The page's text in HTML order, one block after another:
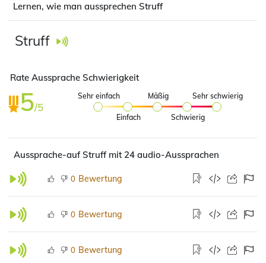
Lernen, wie man aussprechen Struff
Struff
Rate Aussprache Schwierigkeit
5/5
Sehr einfach
Einfach
Mäßig
Schwierig
Sehr schwierig
Aussprache-auf Struff mit 24 audio-Aussprachen
0 Bewertung
0 Bewertung
0 Bewertung